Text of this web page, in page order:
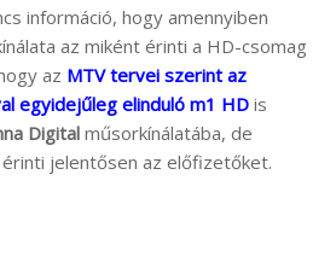
információ, hogy amennyiben
az miként érinti a HD-csomag
az MTV tervei szerint az
egyidejűleg elinduló m1 HD is
Digital műsorkínálatába, de
jelentősen az előfizetőket.